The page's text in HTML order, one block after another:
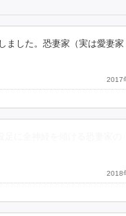
ました。恐妻家（実は愛妻
2017
2018